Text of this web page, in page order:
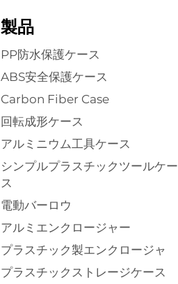
製品
PP防水保護ケース
ABS安全保護ケース
Carbon Fiber Case
回転成形ケース
アルミニウム工具ケース
シンプルプラスチックツールケー
ス
電動バーロウ
アルミエンクロージャー
プラスチック製エンクロージャ
プラスチックストレージケース